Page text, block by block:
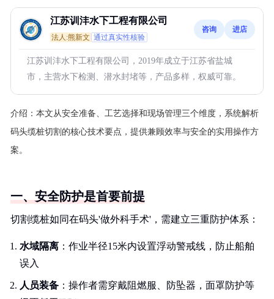
江苏训沣水下工程有限公司
法人:熊新文 通过真实性核验
咨询 进店
江苏训沣水下工程有限公司，2019年成立于江苏省盐城
市，主营水下检测、潜水封堵等，产品多样，权威可靠。
介绍： 本文从安全准备、工艺选择和现场管理三个维度，系统解析
码头缆桩切割的核心技术要点，提供兼顾效率与安全的实用操作方
案。
一、安全防护是首要前提
切割缆桩如同在码头'做外科手术'，需建立三重防护体系：
水域隔离 ：作业半径15米内设置浮动警戒线，防止船舶
误入
人员装备 ：操作者需穿戴阻燃服、防坠器，面罩防护等